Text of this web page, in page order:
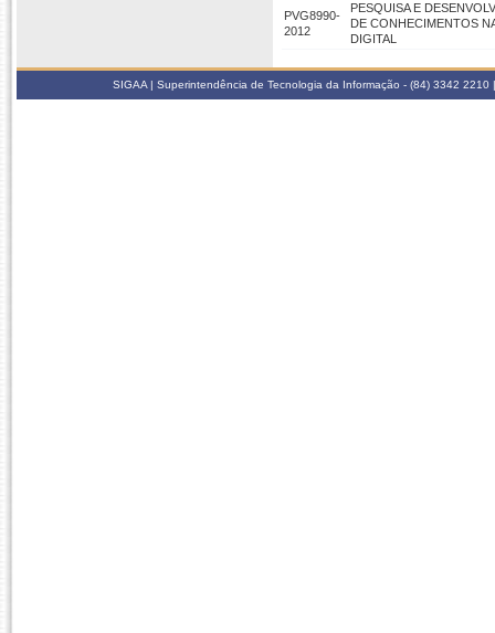
PVG8990-
2012
PESQUISA E
DE CONHECIMENTOS
DIGITAL
SIGAA | Superintendência de Tecnologia da Informação - (84) 3342